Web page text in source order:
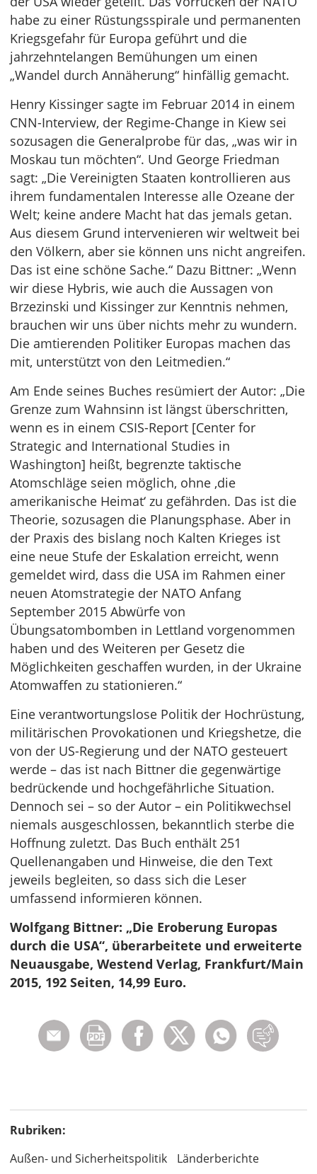
habe zu einer Rüstungsspirale und permanenten
Kriegsgefahr für Europa geführt und die
jahrzehntelangen Bemühungen um einen
„Wandel durch Annäherung“ hinfällig gemacht.
Henry Kissinger sagte im Februar 2014 in einem
CNN-Interview, der Regime-Change in Kiew sei
sozusagen die Generalprobe für das, „was wir in
Moskau tun möchten“. Und George Friedman
sagt: „Die Vereinigten Staaten kontrollieren aus
ihrem fundamentalen Interesse alle Ozeane der
Welt; keine andere Macht hat das jemals getan.
Aus diesem Grund intervenieren wir weltweit bei
den Völkern, aber sie können uns nicht angreifen.
Das ist eine schöne Sache.“ Dazu Bittner: „Wenn
wir diese Hybris, wie auch die Aussagen von
Brzezinski und Kissinger zur Kenntnis nehmen,
brauchen wir uns über nichts mehr zu wundern.
Die amtierenden Politiker Europas machen das
mit, unterstützt von den Leitmedien.“
Am Ende seines Buches resümiert der Autor: „Die
Grenze zum Wahnsinn ist längst überschritten,
wenn es in einem CSIS-Report [Center for
Strategic and International Studies in
Washington] heißt, begrenzte taktische
Atomschläge seien möglich, ohne ‚die
amerikanische Heimat‘ zu gefährden. Das ist die
Theorie, sozusagen die Planungsphase. Aber in
der Praxis des bislang noch Kalten Krieges ist
eine neue Stufe der Eskalation erreicht, wenn
gemeldet wird, dass die USA im Rahmen einer
neuen Atomstrategie der NATO Anfang
September 2015 Abwürfe von
Übungsatombomben in Lettland vorgenommen
haben und des Weiteren per Gesetz die
Möglichkeiten geschaffen wurden, in der Ukraine
Atomwaffen zu stationieren.“
Eine verantwortungslose Politik der Hochrüstung,
militärischen Provokationen und Kriegshetze, die
von der US-Regierung und der NATO gesteuert
werde – das ist nach Bittner die gegenwärtige
bedrückende und hochgefährliche Situation.
Dennoch sei – so der Autor – ein Politikwechsel
niemals ausgeschlossen, bekanntlich sterbe die
Hoffnung zuletzt. Das Buch enthält 251
Quellenangaben und Hinweise, die den Text
jeweils begleiten, so dass sich die Leser
umfassend informieren können.
Wolfgang Bittner: „Die Eroberung Europas
durch die USA“, überarbeitete und erweiterte
Neuausgabe, Westend Verlag, Frankfurt/Main
2015, 192 Seiten, 14,99 Euro.
Rubriken:
Außen- und Sicherheitspolitik
Länderberichte